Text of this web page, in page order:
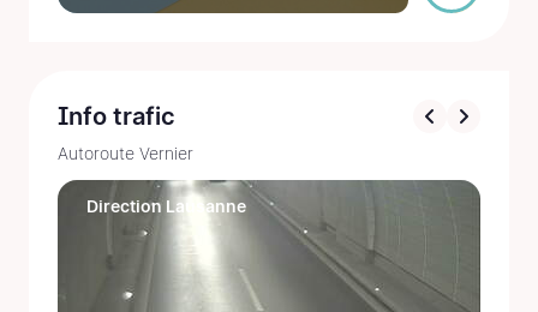
Info trafic
Autoroute Vernier
Direction Lausanne